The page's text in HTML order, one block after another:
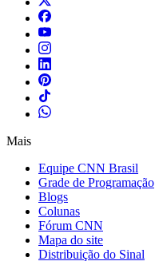
Mais
Equipe CNN Brasil
Grade de Programação
Blogs
Colunas
Fórum CNN
Mapa do site
Distribuição do Sinal